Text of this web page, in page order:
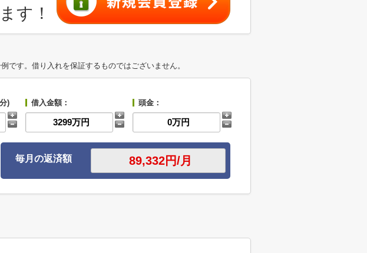
す！
です。借り入れを保証するものではございません。
) 借入金額： 頭金：
毎月の返済額